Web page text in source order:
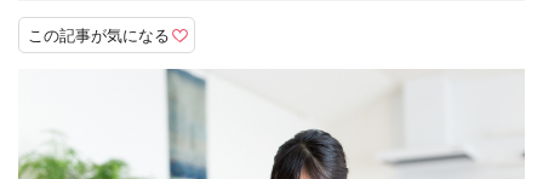
この記事が気になる